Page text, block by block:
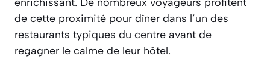
de cette proximité pour dîner dans l’un des
restaurants typiques du centre avant de
regagner le calme de leur hôtel.